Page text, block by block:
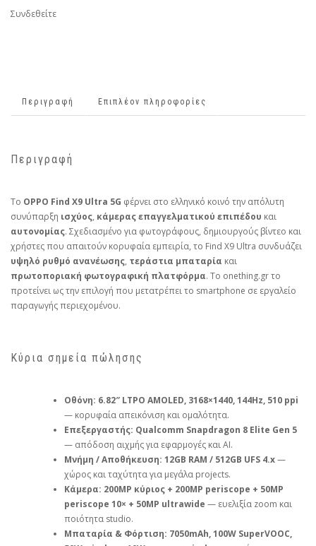
Συνδεθείτε
Περιγραφή Επιπλέον πληροφορίες
Περιγραφή
Το OPPO Find X9 Ultra 5G φέρνει στο ελληνικό κοινό την απόλυτη
συνύπαρξη ισχύος, κάμερας επαγγελματικού επιπέδου και
αυτονομίας. Σχεδιασμένο για φωτογράφους, δημιουργούς βίντεο και
χρήστες που απαιτούν κορυφαία εμπειρία, το Find X9 Ultra συνδυάζει
υψηλό ρυθμό ανανέωσης, τεράστια μπαταρία και
πρωτοποριακή φωτογραφική πλατφόρμα. Το onething.gr το
προτείνει ως την επιλογή που μετατρέπει το smartphone σε εργαλείο
παραγωγής περιεχομένου.
Κύρια σημεία πώλησης
Οθόνη: 6.82″ LTPO AMOLED, 3168×1440, 144Hz, 510 ppi
— κορυφαία απεικόνιση και ομαλότητα.
Επεξεργαστής: Qualcomm Snapdragon 8 Elite Gen 5
— απόδοση αιχμής για εφαρμογές και AI.
Μνήμη / Αποθήκευση: 12GB RAM / 512GB UFS 4.x—
χώρος και ταχύτητα για μεγάλα projects.
Κάμερα: 200MP κύριος + 200MP periscope + 50MP
periscope 10× + 50MP ultrawide — ευελιξία zoom και
ποιότητα studio.
Μπαταρία & Φόρτιση: 7050mAh, 100W SuperVOOC,